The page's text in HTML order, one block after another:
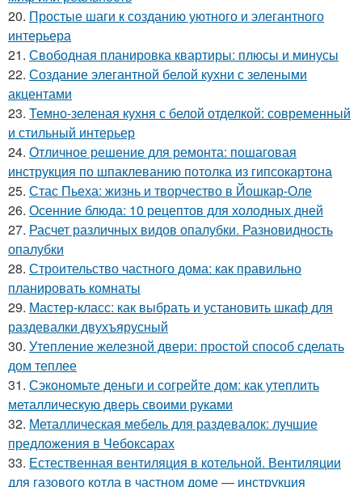
20. Простые шаги к созданию уютного и элегантного
интерьера
21. Свободная планировка квартиры: плюсы и минусы
22. Создание элегантной белой кухни с зелеными
акцентами
23. Темно-зеленая кухня с белой отделкой: современный
и стильный интерьер
24. Отличное решение для ремонта: пошаговая
инструкция по шпаклеванию потолка из гипсокартона
25. Стас Пьеха: жизнь и творчество в Йошкар-Оле
26. Осенние блюда: 10 рецептов для холодных дней
27. Расчет различных видов опалубки. Разновидность
опалубки
28. Строительство частного дома: как правильно
планировать комнаты
29. Мастер-класс: как выбрать и установить шкаф для
раздевалки двухъярусный
30. Утепление железной двери: простой способ сделать
дом теплее
31. Сэкономьте деньги и согрейте дом: как утеплить
металлическую дверь своими руками
32. Металлическая мебель для раздевалок: лучшие
предложения в Чебоксарах
33. Естественная вентиляция в котельной. Вентиляции
для газового котла в частном доме — инструкция